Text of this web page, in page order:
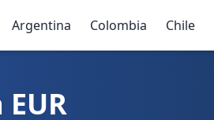
Argentina Colombia Chile